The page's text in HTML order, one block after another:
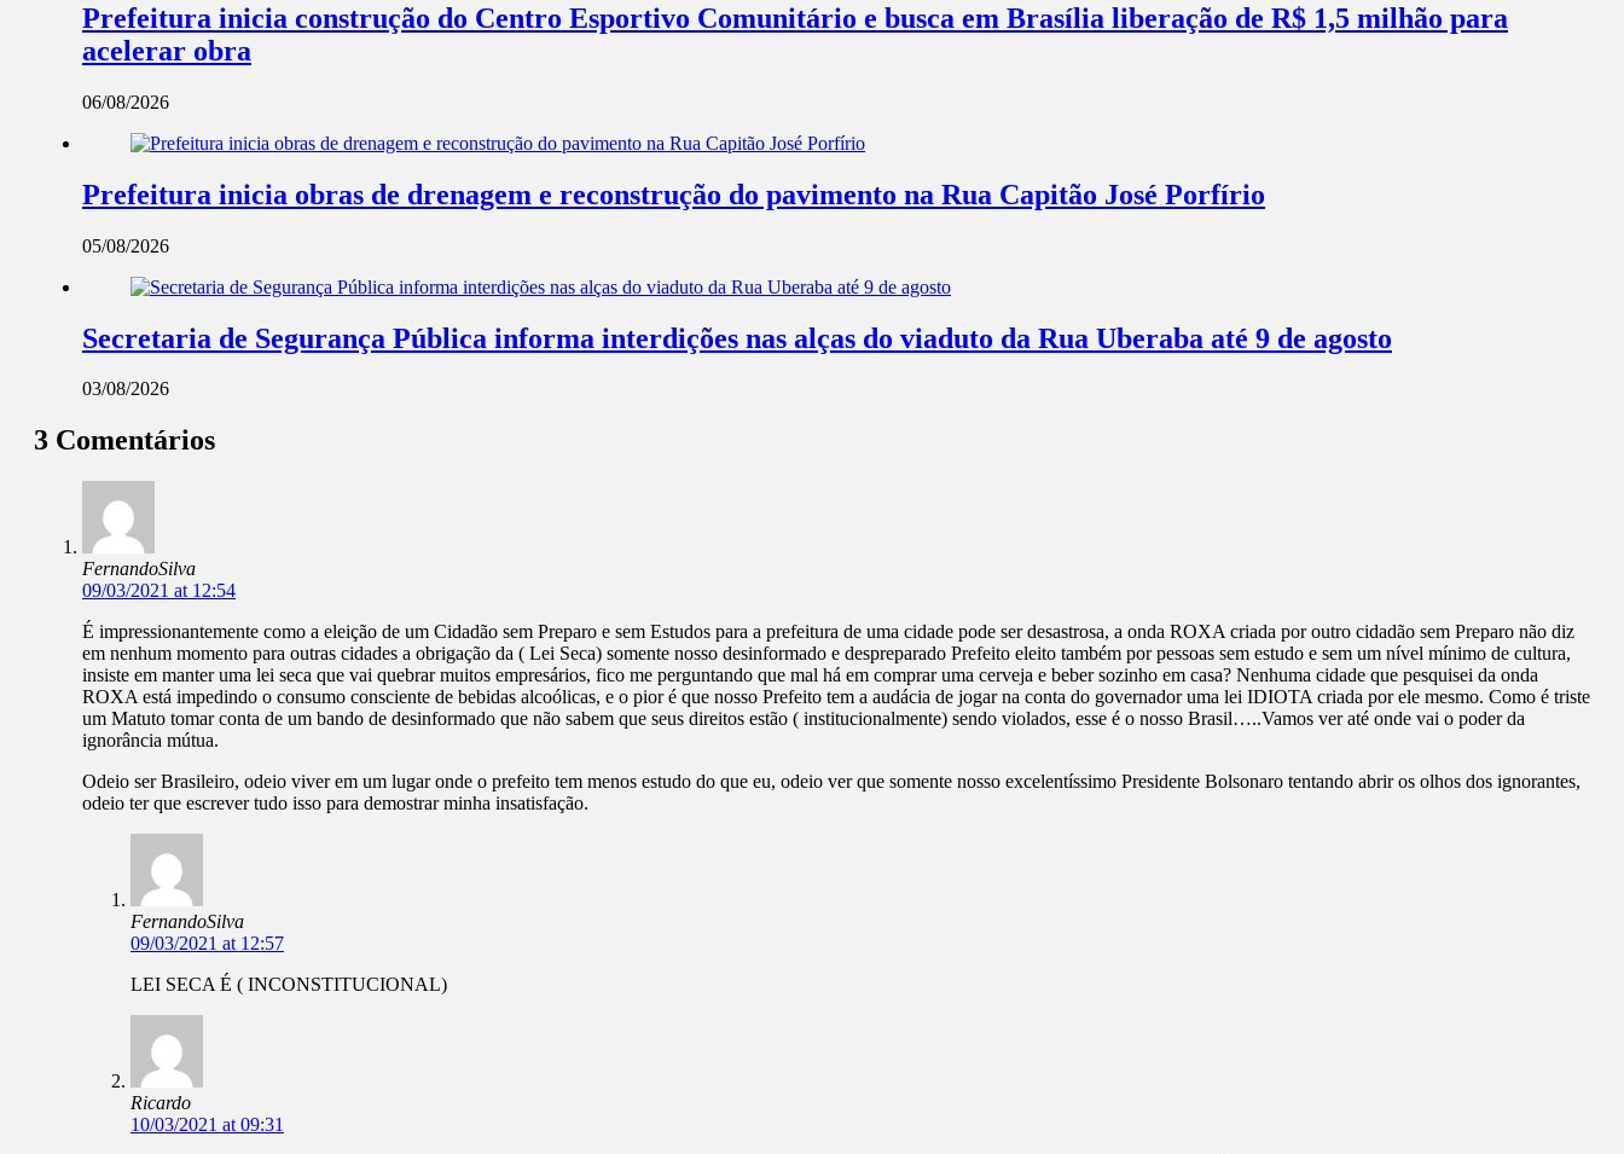
Prefeitura inicia construção do Centro Esportivo Comunitário e busca em Brasília liberação de R$ 1,5 milhão para
acelerar obra
06/08/2026
Prefeitura inicia obras de drenagem e reconstrução do pavimento na Rua Capitão José Porfírio
05/08/2026
Secretaria de Segurança Pública informa interdições nas alças do viaduto da Rua Uberaba até 9 de agosto
03/08/2026
3 Comentários
FernandoSilva
09/03/2021 at 12:54
É impressionantemente como a eleição de um Cidadão sem Preparo e sem Estudos para a prefeitura de uma cidade pode ser desastrosa, a onda ROXA criada por outro cidadão sem Preparo não diz
em nenhum momento para outras cidades a obrigação da ( Lei Seca) somente nosso desinformado e despreparado Prefeito eleito também por pessoas sem estudo e sem um nível mínimo de cultura,
insiste em manter uma lei seca que vai quebrar muitos empresários, fico me perguntando que mal há em comprar uma cerveja e beber sozinho em casa? Nenhuma cidade que pesquisei da onda
ROXA está impedindo o consumo consciente de bebidas alcoólicas, e o pior é que nosso Prefeito tem a audácia de jogar na conta do governador uma lei IDIOTA criada por ele mesmo. Como é triste
um Matuto tomar conta de um bando de desinformado que não sabem que seus direitos estão ( institucionalmente) sendo violados, esse é o nosso Brasil…..Vamos ver até onde vai o poder da
ignorância mútua.
Odeio ser Brasileiro, odeio viver em um lugar onde o prefeito tem menos estudo do que eu, odeio ver que somente nosso excelentíssimo Presidente Bolsonaro tentando abrir os olhos dos ignorantes,
odeio ter que escrever tudo isso para demostrar minha insatisfação.
FernandoSilva
09/03/2021 at 12:57
LEI SECA É ( INCONSTITUCIONAL)
Ricardo
10/03/2021 at 09:31